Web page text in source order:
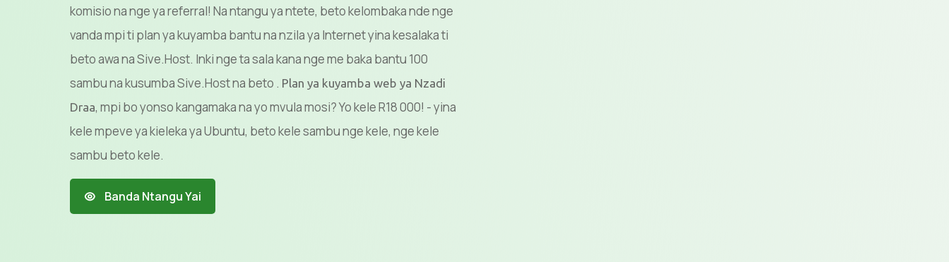
komisio na nge ya referral! Na ntangu ya ntete, beto kelombaka nde nge
vanda mpi ti plan ya kuyamba bantu na nzila ya Internet yina kesalaka ti
beto awa na Sive.Host. Inki nge ta sala kana nge me baka bantu 100
sambu na kusumba Sive.Host na beto . Plan ya kuyamba web ya Nzadi
Draa, mpi bo yonso kangamaka na yo mvula mosi? Yo kele R18 000! - yina
kele mpeve ya kieleka ya Ubuntu, beto kele sambu nge kele, nge kele
sambu beto kele.
Banda Ntangu Yai